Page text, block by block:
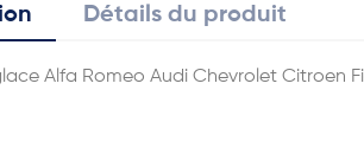
Détails du produit
Alfa Romeo Audi Chevrolet Citroen